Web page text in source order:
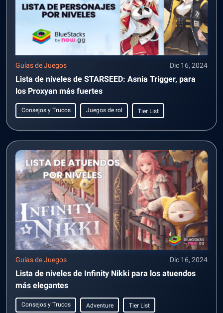
Guías de Juegos Dic 16, 2024
Lista de niveles de STARSEED: Asnia Trigger, para
los Proxyan más fuertes
Consejos y Trucos Juegos de rol Tier List
Guías de Juegos Dic 16, 2024
Lista de niveles de Infinity Nikki para los atuendos
más elegantes
Consejos y Trucos Adventure Tier List